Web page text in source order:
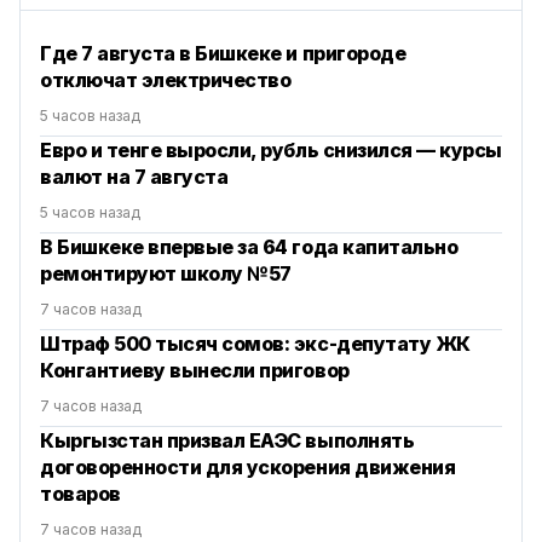
Где 7 августа в Бишкеке и пригороде
отключат электричество
5 часов назад
Евро и тенге выросли, рубль снизился — курсы
валют на 7 августа
5 часов назад
В Бишкеке впервые за 64 года капитально
ремонтируют школу №57
7 часов назад
Штраф 500 тысяч сомов: экс-депутату ЖК
Конгантиеву вынесли приговор
7 часов назад
Кыргызстан призвал ЕАЭС выполнять
договоренности для ускорения движения
товаров
7 часов назад